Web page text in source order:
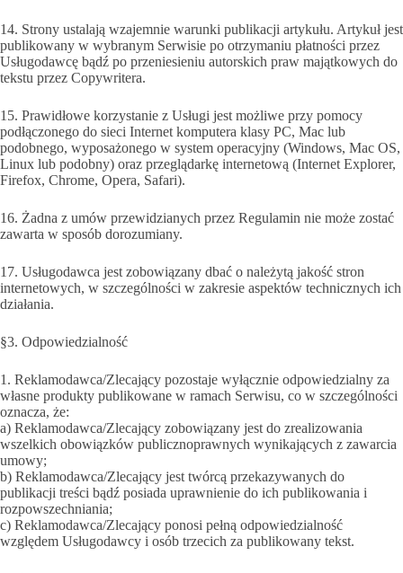
14. Strony ustalają wzajemnie warunki publikacji artykułu. Artykuł jest
publikowany w wybranym Serwisie po otrzymaniu płatności przez
Usługodawcę bądź po przeniesieniu autorskich praw majątkowych do
tekstu przez Copywritera.
15. Prawidłowe korzystanie z Usługi jest możliwe przy pomocy
podłączonego do sieci Internet komputera klasy PC, Mac lub
podobnego, wyposażonego w system operacyjny (Windows, Mac OS,
Linux lub podobny) oraz przeglądarkę internetową (Internet Explorer,
Firefox, Chrome, Opera, Safari).
16. Żadna z umów przewidzianych przez Regulamin nie może zostać
zawarta w sposób dorozumiany.
17. Usługodawca jest zobowiązany dbać o należytą jakość stron
internetowych, w szczególności w zakresie aspektów technicznych ich
działania.
§3. Odpowiedzialność
1. Reklamodawca/Zlecający pozostaje wyłącznie odpowiedzialny za
własne produkty publikowane w ramach Serwisu, co w szczególności
oznacza, że:
a) Reklamodawca/Zlecający zobowiązany jest do zrealizowania
wszelkich obowiązków publicznoprawnych wynikających z zawarcia
umowy;
b) Reklamodawca/Zlecający jest twórcą przekazywanych do
publikacji treści bądź posiada uprawnienie do ich publikowania i
rozpowszechniania;
c) Reklamodawca/Zlecający ponosi pełną odpowiedzialność
względem Usługodawcy i osób trzecich za publikowany tekst.